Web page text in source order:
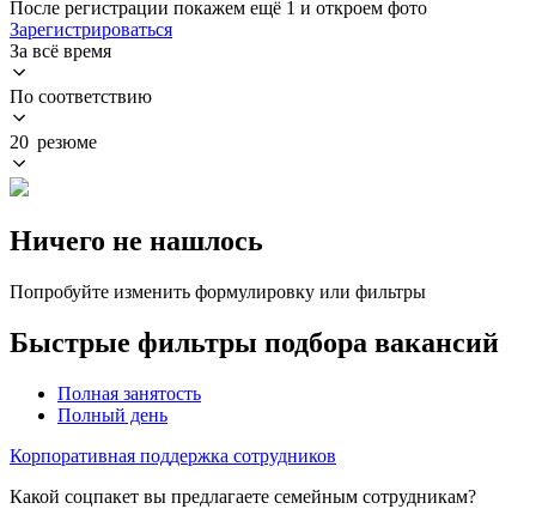
После регистрации покажем ещё 1 и откроем фото
Зарегистрироваться
За всё время
По соответствию
20 резюме
Ничего не нашлось
Попробуйте изменить формулировку или фильтры
Быстрые фильтры подбора вакансий
Полная занятость
Полный день
Корпоративная поддержка сотрудников
Какой соцпакет вы предлагаете семейным сотрудникам?